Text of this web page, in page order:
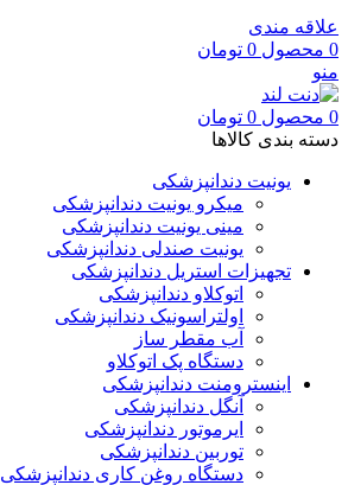
علاقه مندی
0 محصول 0 تومان
منو
0 محصول 0 تومان
دسته بندی کالاها
یونیت دندانپزشکی
میکرو یونیت دندانپزشکی
مینی یونیت دندانپزشکی
یونیت صندلی دندانپزشکی
تجهیزات استریل دندانپزشکی
اتوکلاو دندانپزشکی
اولتراسونیک دندانپزشکی
آب مقطر ساز
دستگاه پک اتوکلاو
اینسترومنت دندانپزشکی
آنگل دندانپزشکی
ایرموتور دندانپزشکی
توربین دندانپزشکی
دستگاه روغن کاری دندانپزشکی